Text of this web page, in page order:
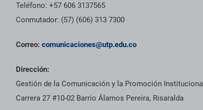
Teléfono: +57 606 3137565
Conmutador: (57) (606) 313 7300
Correo: comunicaciones@utp.edu.co
Dirección:
Gestión de la Comunicación y la Promoción Institucional
Carrera 27 #10-02 Barrio Álamos Pereira, Risaralda